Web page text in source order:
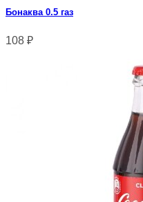
Бонаква 0.5 газ
108 ₽